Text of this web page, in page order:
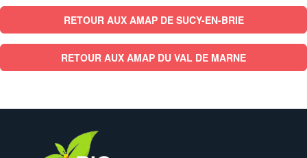
RETOUR AUX AMAP DE SUCY-EN-BRIE
RETOUR AUX AMAP DU VAL DE MARNE